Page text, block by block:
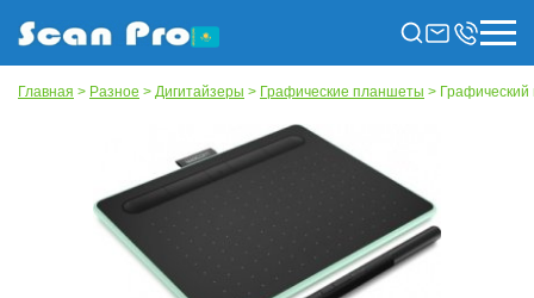
Главная > Разное > Дигитайзеры > Графические планшеты >